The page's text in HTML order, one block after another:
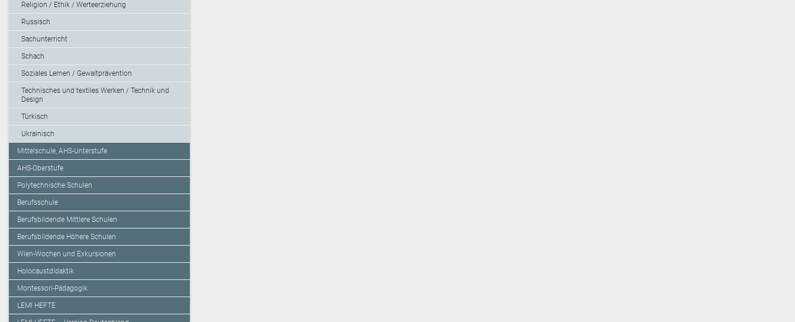
Religion / Ethik / Werteerziehung
Russisch
Sachunterricht
Schach
Soziales Lernen / Gewaltprävention
Technisches und textiles Werken / Technik und
Design
Türkisch
Ukrainisch
Mittelschule, AHS-Unterstufe
AHS-Oberstufe
Polytechnische Schulen
Berufsschule
Berufsbildende Mittlere Schulen
Berufsbildende Höhere Schulen
Wien-Wochen und Exkursionen
Holocaustdidaktik
Montessori-Pädagogik
LEMI HEFTE